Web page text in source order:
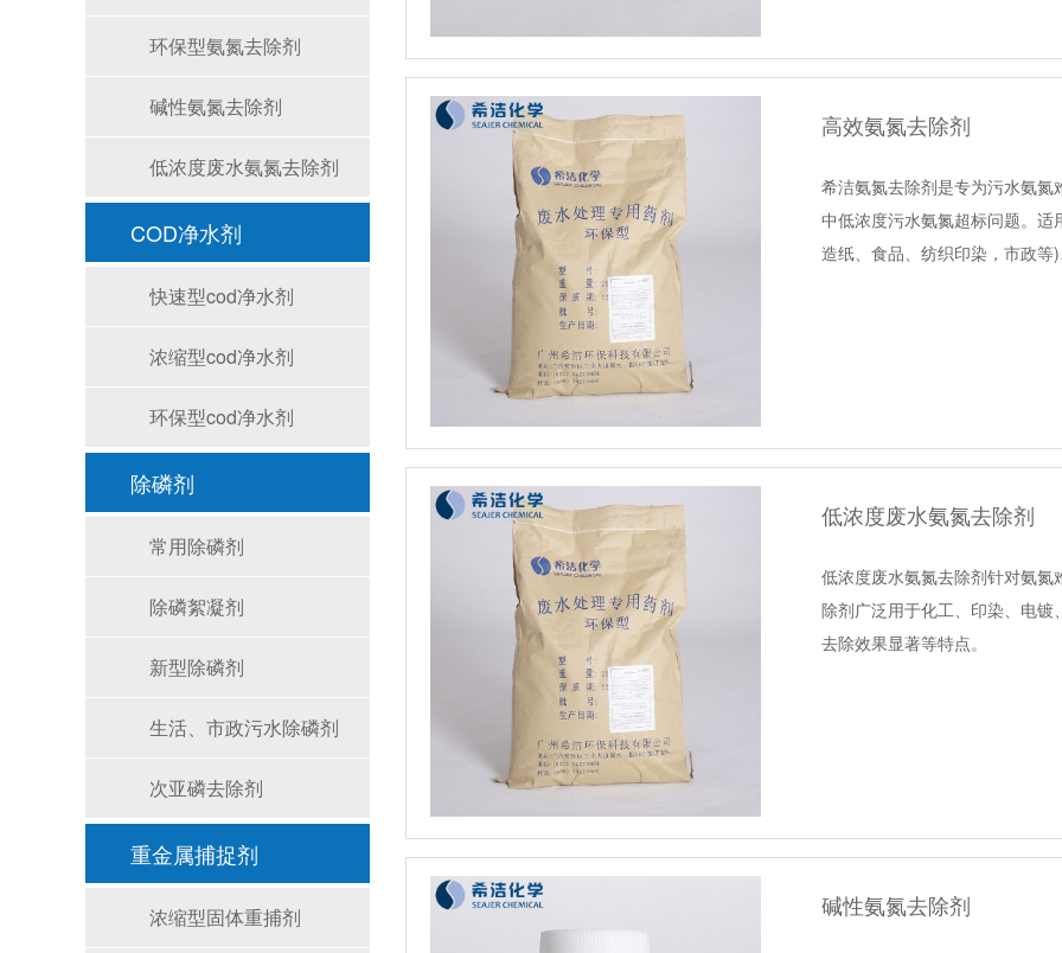
高效氨氮去除剂
希洁氨氮去除剂是专为污水氨
中低浓度污水氨氮超标问题。
造纸、食品、纺织印染，市政
低浓度废水氨氮去除剂
低浓度废水氨氮去除剂针对氨
除剂广泛用于化工、印染、电
去除效果显著等特点。
碱性氨氮去除剂
环保型氨氮去除剂
碱性氨氮去除剂
低浓度废水氨氮去除剂
COD净水剂
快速型cod净水剂
浓缩型cod净水剂
环保型cod净水剂
除磷剂
常用除磷剂
除磷絮凝剂
新型除磷剂
生活、市政污水除磷剂
次亚磷去除剂
重金属捕捉剂
浓缩型固体重捕剂